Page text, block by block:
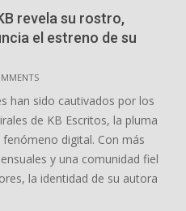
revela su rostro,
el estreno de su
han sido cautivados por los
de KB Escritos, la pluma
digital. Con más
y una comunidad fiel
la identidad de su autora